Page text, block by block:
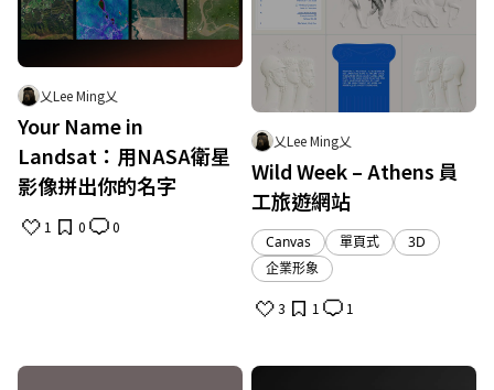
乂Lee Ming乂
Your Name in
Landsat：用NASA衛星
影像拼出你的名字
1 0 0
乂Lee Ming乂
Wild Week – Athens 員
工旅遊網站
Canvas 單頁式
3D
企業形象
3 1 1